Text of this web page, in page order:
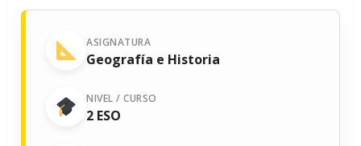
ASIGNATURA
Geografía e Historia
NIVEL / CURSO
2 ESO